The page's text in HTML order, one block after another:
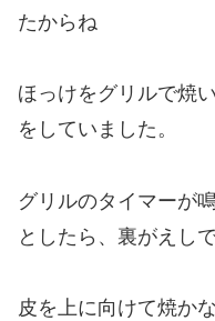
たからね
ほっけをグリルで焼
をしていました。
グリルのタイマーが
としたら、裏がえしで
皮を上に向けて焼か